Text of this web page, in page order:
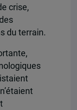
crise,
du terrain.